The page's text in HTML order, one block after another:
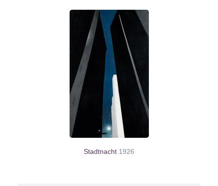
Stadtnacht 1926